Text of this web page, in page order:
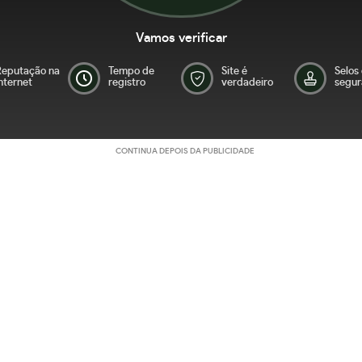
Vamos verificar
na
Tempo de
registro
Site é
verdadeiro
Selos
CONTINUA DEPOIS DA PUBLICIDADE